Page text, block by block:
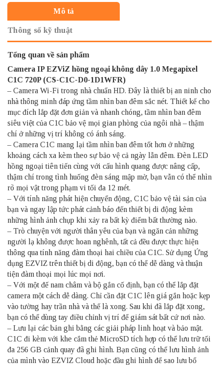
Mô tả
Thông số kỹ thuật
Tổng quan về sản phẩm
Camera IP EZViZ hồng ngoại không dây 1.0 Megapixel
C1C 720P (CS-C1C-D0-1D1WFR)
– Camera Wi-Fi trong nhà chuẩn HD. Đây là thiết bị an ninh cho
nhà thông minh đáp ứng tầm nhìn ban đêm sắc nét. Thiết kế cho
mục đích lắp đặt đơn giản và nhanh chóng, tầm nhìn ban đêm
siêu việt của C1C bảo vệ mọi gian phòng của ngôi nhà – thậm
chí ở những vị trí không có ánh sáng.
– Camera C1C mang lại tầm nhìn ban đêm tốt hơn ở những
khoảng cách xa kèm theo sự bảo vệ cả ngày lẫn đêm. Đèn LED
hồng ngoại tiên tiến cùng với cấu hình quang được nâng cấp,
thậm chí trong tình huống đèn sáng mập mờ, bạn vẫn có thể nhìn
rõ mọi vật trong phạm vi tối đa 12 mét.
– Với tính năng phát hiện chuyển động, C1C bảo vệ tài sản của
bạn và ngay lập tức phát cảnh báo đến thiết bị di động kèm
những hình ảnh chụp khi xảy ra bất kỳ điểm bất thường nào.
– Trò chuyện với người thân yêu của bạn và ngăn cản những
người lạ không được hoan nghênh, tất cả đều được thực hiện
thông qua tính năng đàm thoại hai chiều của C1C. Sử dụng Ứng
dụng EZVIZ trên thiết bị di động, bạn có thể dễ dàng và thuận
tiện đàm thoại mọi lúc mọi nơi.
– Với một đế nam châm và bộ gắn cố định, bạn có thể lắp đặt
camera một cách dễ dàng. Chỉ cần đặt C1C lên giá gắn hoặc kẹp
vào tường hay trần nhà và thế là xong. Sau khi đã lắp đặt xong,
bạn có thể dùng tay điều chỉnh vị trí để giám sát bất cứ nơi nào.
– Lưu lại các bản ghi bằng các giải pháp linh hoạt và bảo mật.
C1C đi kèm với khe cắm thẻ MicroSD tích hợp có thể lưu trữ tối
đa 256 GB cảnh quay đã ghi hình. Bạn cũng có thể lưu hình ảnh
của mình vào EZVIZ Cloud hoặc đầu ghi hình để sao lưu bổ